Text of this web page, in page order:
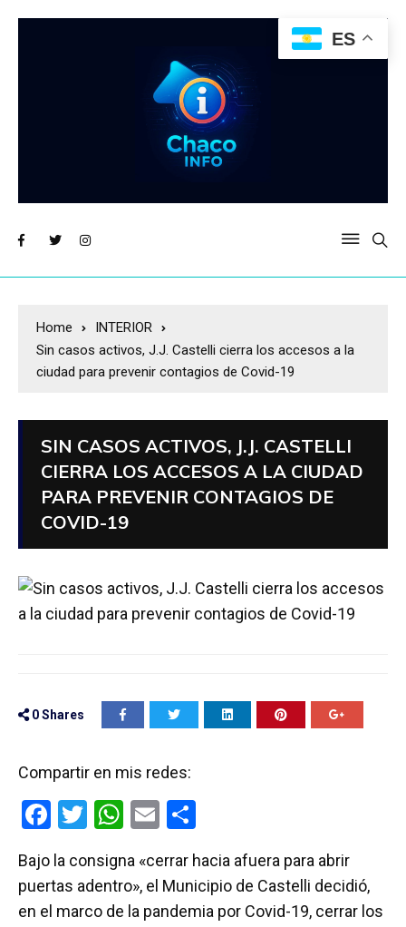
Home
INTERIOR
Sin casos activos, J.J. Castelli cierra los accesos a la
ciudad para prevenir contagios de Covid-19
SIN CASOS ACTIVOS, J.J. CASTELLI
CIERRA LOS ACCESOS A LA CIUDAD
PARA PREVENIR CONTAGIOS DE
COVID-19
0Shares
Compartir en mis redes:
F
ce
b
T
tt
er
W
at
s
E
ail m
p
Bajo la consigna «cerrar hacia afuera para abrir
puertas adentro», el Municipio de Castelli decidió,
en el marco de la pandemia por Covid-19, cerrar los
ES